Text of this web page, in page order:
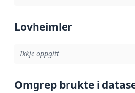
Lovheimler
Ikkje oppgitt
Omgrep brukte i